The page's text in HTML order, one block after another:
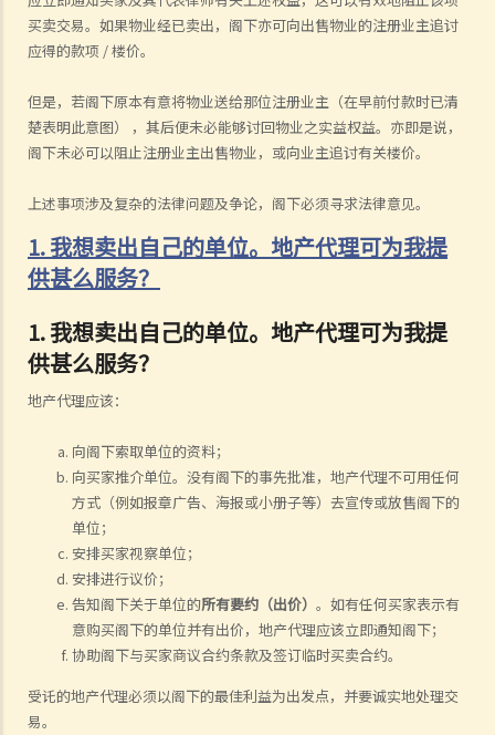
买卖交易。如果物业经已卖出，阁下亦可向出售物业的注册业主追讨
应得的款项 / 楼价。
但是，若阁下原本有意将物业送给那位注册业主（在早前付款时已清
楚表明此意图） ，其后便未必能够讨回物业之实益权益。亦即是说，
阁下未必可以阻止注册业主出售物业，或向业主追讨有关楼价。
上述事项涉及复杂的法律问题及争论，阁下必须寻求法律意见。
1. 我想卖出自己的单位。地产代理可为我提
供甚么服务？
1. 我想卖出自己的单位。地产代理可为我提
供甚么服务？
地产代理应该：
向阁下索取单位的资料；
向买家推介单位。没有阁下的事先批准，地产代理不可用任何
方式（例如报章广告、海报或小册子等）去宣传或放售阁下的
单位；
安排买家视察单位；
安排进行议价；
告知阁下关于单位的所有要约（出价） 。如有任何买家表示有
意购买阁下的单位并有出价，地产代理应该立即通知阁下；
协助阁下与买家商议合约条款及签订临时买卖合约。
受讬的地产代理必须以阁下的最佳利益为出发点，并要诚实地处理交
易。